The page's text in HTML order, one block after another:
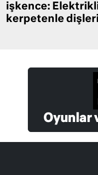
işkence:
kerpetenle
Oyunlar